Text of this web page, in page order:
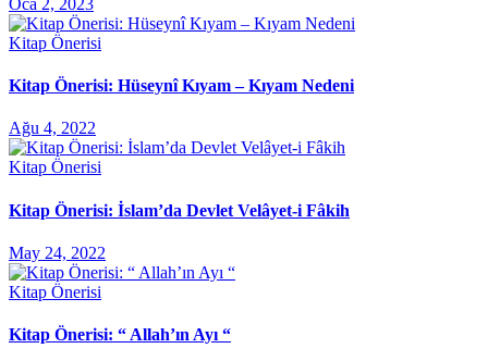
Kitap Önerisi
Kitap Önerisi: Hüseynî Kıyam – Kıyam Nedeni
Ağu 4, 2022
Kitap Önerisi
Kitap Önerisi: İslam’da Devlet Velâyet-i Fâkih
May 24, 2022
Kitap Önerisi
Kitap Önerisi: “ Allah’ın Ayı “